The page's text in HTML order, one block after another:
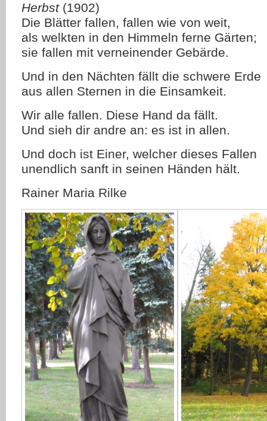
Herbst(1902)
Die Blätter fallen, fallen wie von weit,
als welkten in den Himmeln ferne Gärten;
sie fallen mit verneinender Gebärde.
Und in den Nächten fällt die schwere Erde
aus allen Sternen in die Einsamkeit.
Wir alle fallen. Diese Hand da fällt.
Und sieh dir andre an: es ist in allen.
Und doch ist Einer, welcher dieses Fallen
unendlich sanft in seinen Händen hält.
Rainer Maria Rilke